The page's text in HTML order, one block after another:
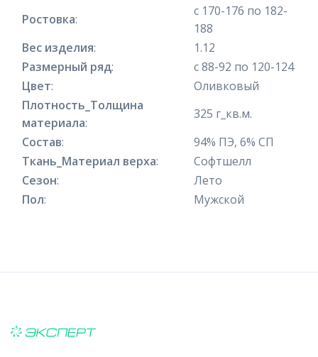
Ростовка:
с 170-176 по 182-
188
Вес изделия:
1.12
Размерный ряд:
с 88-92 по 120-124
Цвет:
Оливковый
Плотность_Толщина
материала:
325 г_кв.м.
Состав:
94% ПЭ, 6% СП
Ткань_Материал верха:
Софтшелл
Сезон:
Лето
Пол: Мужской